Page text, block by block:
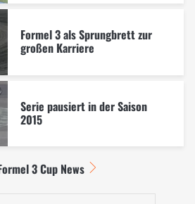
Formel 3 als Sprungbrett zur
großen Karriere
Serie pausiert in der Saison
2015
3 Cup News